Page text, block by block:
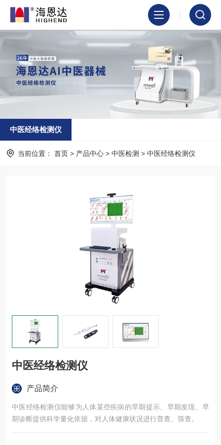
中医经络检测仪
当前位置： 首页 > 产品中心 > 中医检测 > 中医经络检测仪
中医经络检测仪
产品简介
中医经络检测仪能够为人体某些疾病的早期提示、早期发现、早
期诊断提供科学量化依据，对人体健康状况进行普查、筛查。